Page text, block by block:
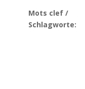
Mots clef /
Schlagworte: